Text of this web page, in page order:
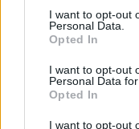
consent section.
I want to opt-out
Personal Data.
Opted In
I want to opt-out
Personal Data
Opted In
I want to opt-out